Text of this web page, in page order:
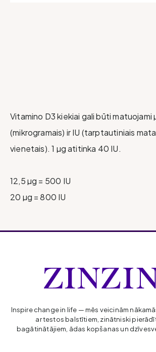
Vitamino D3 kiekiai gali būti matuojami
(mikrogramais) ir IU (tarptautiniais
vienetais). 1 µg atitinka 40 IU.
12,5 µg = 500 IU
20 µg = 800 IU
Inspire change in life — mēs veicinām
ar testos balstītiem, zinātniski
bagātinātājiem, ādas kopšanas un